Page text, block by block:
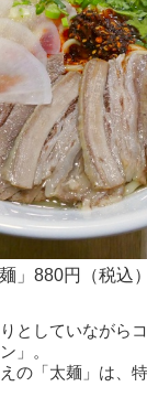
」880円（税込）
としていながら
」。
の「太麺」は、